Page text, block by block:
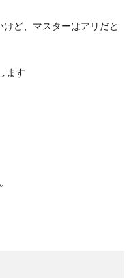
ど、マスターはアリだと
ます